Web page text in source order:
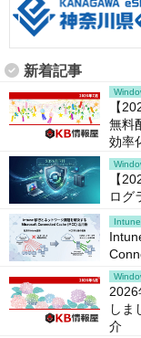
新着記事
【
無料
効率
【
ログ
しま
介